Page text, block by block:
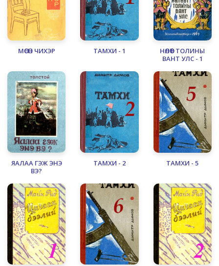
МӨСӨН ЧИХЭР ТАМХИ - 1
НӨЛӨӨТ ТОЛИНЫ
ВАНТ УЛС - 1
ЯАЛАА ГЭЖ ЭНЭ
ВЭ?
ТАМХИ - 2 ТАМХИ - 5